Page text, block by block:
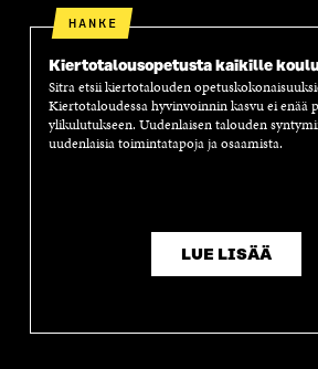
HANKE
Kiertotalousopetusta kaikille
Sitra etsii kiertotalouden
Kiertotaloudessa hyvinvoinnin kasvu ei enää
ylikulutukseen. Uudenlaisen talouden
uudenlaisia toimintatapoja ja osaamista.
LUE LISÄÄ